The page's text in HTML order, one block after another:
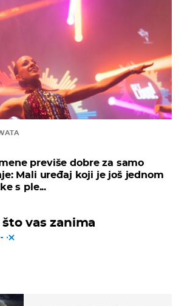
previše dobre za samo
Mali uređaj koji je još jednom
s ple...
vas zanima